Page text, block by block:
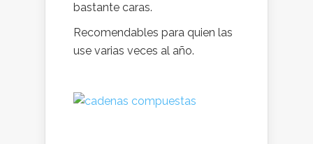
bastante caras.
Recomendables para quien las
use varias veces al año.